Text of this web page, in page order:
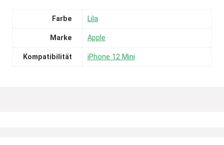
Farbe Lila
Marke Apple
Kompatibilität iPhone 12 Mini